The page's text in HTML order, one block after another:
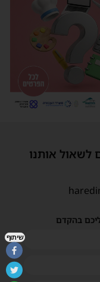
לשאול אותנו
בהקדם
שיתוף